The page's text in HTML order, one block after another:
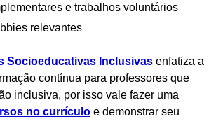
e trabalhos voluntários
relevantes
Socioeducativas Inclusivas enfatiza a
contínua para professores que
inclusiva, por isso vale fazer uma
no currículo e demonstrar seu